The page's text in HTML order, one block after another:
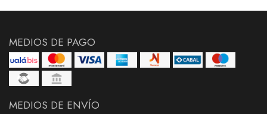
MEDIOS DE PAGO
MEDIOS DE ENVÍO